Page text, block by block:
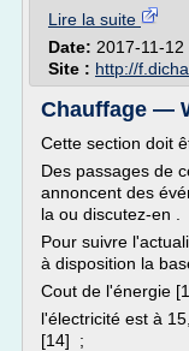
Lire la suite
Date: 2017-11-
Site : http://
Chauffage —
Cette section doit
Des passages de
annoncent des
la ou discutez-en .
Pour suivre
à disposition la
Cout de l'énergie
l'électricité est à
[14] ;